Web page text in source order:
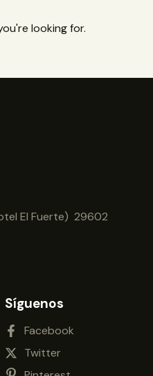
looking for.
El Fuerte) 29602
Síguenos
Facebook
Twitter